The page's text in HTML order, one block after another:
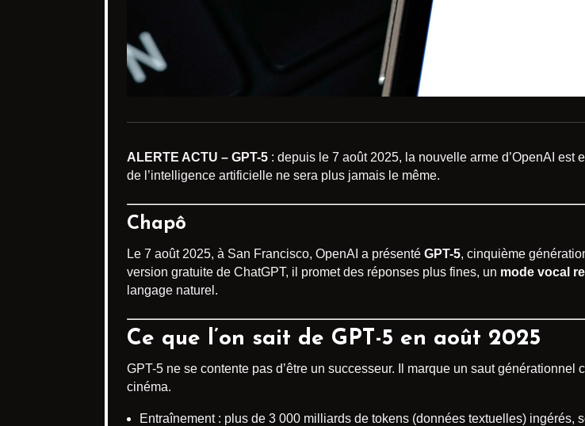
ALERTE ACTU – GPT-5 : depuis le 7 août 2025, la nouvelle arme d’OpenAI
de l’intelligence artificielle ne sera plus jamais le même.
Chapô
Le 7 août 2025, à San Francisco, OpenAI a présenté GPT-5, cinquième
version gratuite de ChatGPT, il promet des réponses plus fines, un mode vocal
langage naturel.
Ce que l’on sait de GPT-5 en août 2025
GPT-5 ne se contente pas d’être un successeur. Il marque un saut
cinéma.
Entraînement : plus de 3 000 milliards de tokens (données textuelles) ingérés,